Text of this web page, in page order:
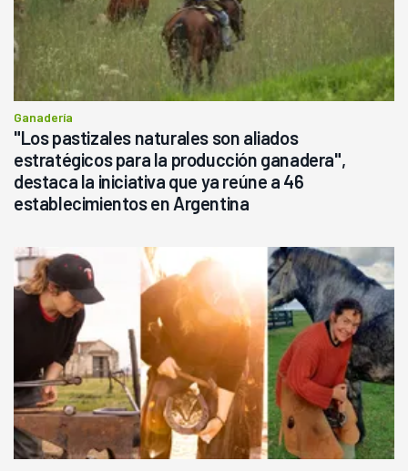
Ganadería
"Los pastizales naturales son aliados
estratégicos para la producción ganadera",
destaca la iniciativa que ya reúne a 46
establecimientos en Argentina